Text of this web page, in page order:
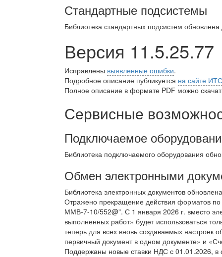
Стандартные подсистемы
Библиотека стандартных подсистем
Версия 11.5.25.77
Исправлены выявленные ошибки.
Подробное описание публикуется на сайте ИТС
Полное описание в формате PDF можно
Сервисные
Подключаемое
Библиотека подключаемого оборудования
Обмен электронными
Библиотека электронных документов
Отражено прекращение действия форматов
ММВ-7-10/552@". С 1 января 2026 г. вместо
выполненных работ» будет использоваться
теперь для всех вновь создаваемых
первичный документ в одном документе» и
Поддержаны новые ставки НДС с 01.01.2026, в